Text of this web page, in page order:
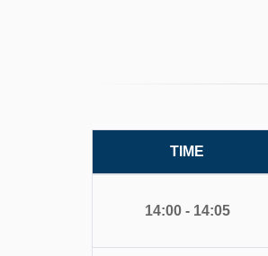
TIME
14:00 - 14:05